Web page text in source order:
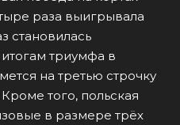
раза выигрывала
становилась
триумфа в
на третью строчку
того, польская
в размере трёх